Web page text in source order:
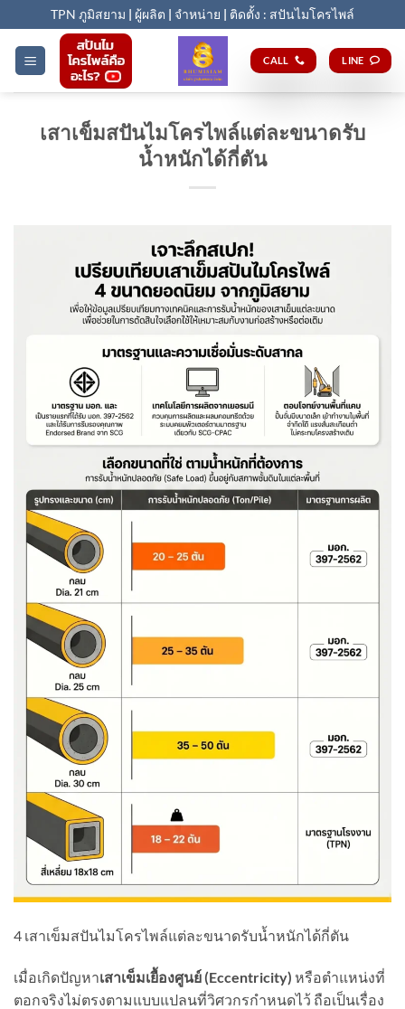
to
content
TPN ภูมิสยาม | ผู้ผลิต | จำหน่าย | ติดตั้ง : สปันไมโครไพล์
CALL LINE
เสาเข็มสปันไมโครไพล์แต่ละขนาดรับ
น้ำหนักได้กี่ตัน
4 เสาเข็มสปันไมโครไพล์แต่ละขนาดรับน้ำหนักได้กี่ตัน
เมื่อเกิดปัญหาเสาเข็มเยื้องศูนย์ (Eccentricity) หรือตำแหน่งที่
ตอกจริงไม่ตรงตามแบบแปลนที่วิศวกรกำหนดไว้ ถือเป็นเรื่อง